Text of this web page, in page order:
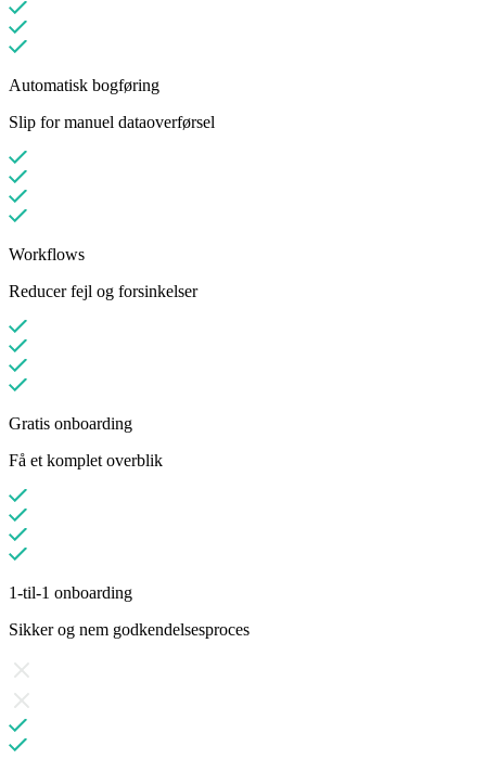
Automatisk bogføring
Slip for manuel dataoverførsel
Workflows
Reducer fejl og forsinkelser
Gratis onboarding
Få et komplet overblik
1-til-1 onboarding
Sikker og nem godkendelsesproces